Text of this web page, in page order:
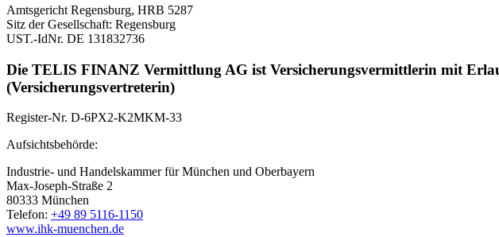
Amtsgericht Regensburg, HRB 5287
Sitz der Gesellschaft: Regensburg
UST.-IdNr. DE 131832736
Die TELIS FINANZ Vermittlung AG ist Versicherungsvermittlerin mit
(Versicherungsvertreterin)
Register-Nr. D-6PX2-K2MKM-33
Aufsichtsbehörde:
Industrie- und Handelskammer für München und Oberbayern
Max-Joseph-Straße 2
80333 München
Telefon: +49 89 5116-1150
www.ihk-muenchen.de